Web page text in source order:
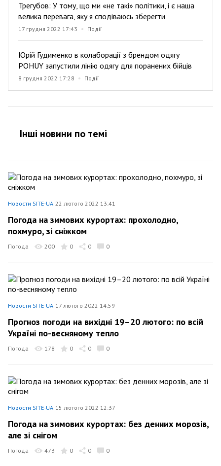
Трегубов: У тому, що ми «не такі» політики, і є наша
велика перевага, яку я сподіваюсь зберегти
17 грудня 2022 17:43 Події
Юрій Гудименко в колаборації з брендом одягу
POHUY запустили лінію одягу для поранених бійців
8 грудня 2022 17:28 Події
Інші новини по темi
Новости SITE-UA 22 лютого 2022 13:41
Погода на зимових курортах: прохолодно,
похмуро, зі сніжком
Погода 200 0 0 0
Новости SITE-UA 17 лютого 2022 14:59
Прогноз погоди на вихідні 19–20 лютого: по всій
Україні по-весняному тепло
Погода 178 0 0 0
Новости SITE-UA 15 лютого 2022 12:37
Погода на зимових курортах: без денних морозів,
але зі снігом
Погода 473 0 0 0